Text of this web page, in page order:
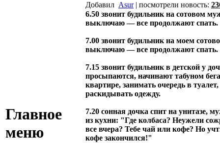
Главное
меню
Добавил Asur| посмотрели новость:
6.50 звонит будильник на сотовом
выключаю — все продолжают спать.
7.00 звонит будильник на моем
выключаю — все продолжают спать.
7.15 звонит будильник в детской у
просыпаются, начинают табуном
квартире, занимать очередь в
раскидывать одежду.
7.20 сонная дочка спит на унитазе,
из кухни: "Где колбаса? Неужели
все вчера? Тебе чай или кофе? Но
кофе закончился!"